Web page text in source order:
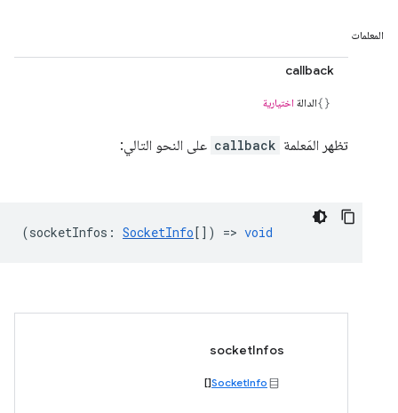
المعلمات
callback
الدالة اختيارية
تظهر المَعلمة callback على النحو التالي:
(socketInfos : SocketInfo[]) => void
socketInfos
SocketInfo
[]